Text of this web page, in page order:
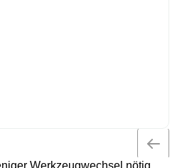
Werkzeugwechsel nötig